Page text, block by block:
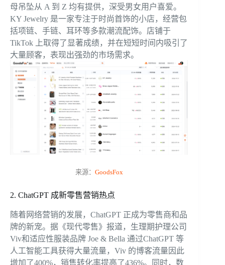
母吊坠从 A 到 Z 均有提供，深受男女用户喜爱。
KY Jewelry 是一家专注于时尚首饰的小店，经营包
括项链、手链、耳环等多款潮流配饰。店铺于
TikTok 上取得了显著成绩，并在短短时间内吸引了
大量顾客，表现出强劲的市场需求。
来源： GoodsFox
2. ChatGPT 成新零售营销热点
随着网络营销的发展，ChatGPT 正成为零售商和品
牌的新宠。据《现代零售》报道，生理期护理公司
Viv和适应性服装品牌 Joe & Bella 通过ChatGPT 等
人工智能工具获得大量流量，Viv 的博客流量因此
增加了400%，销售转化率提高了436%。同时，数